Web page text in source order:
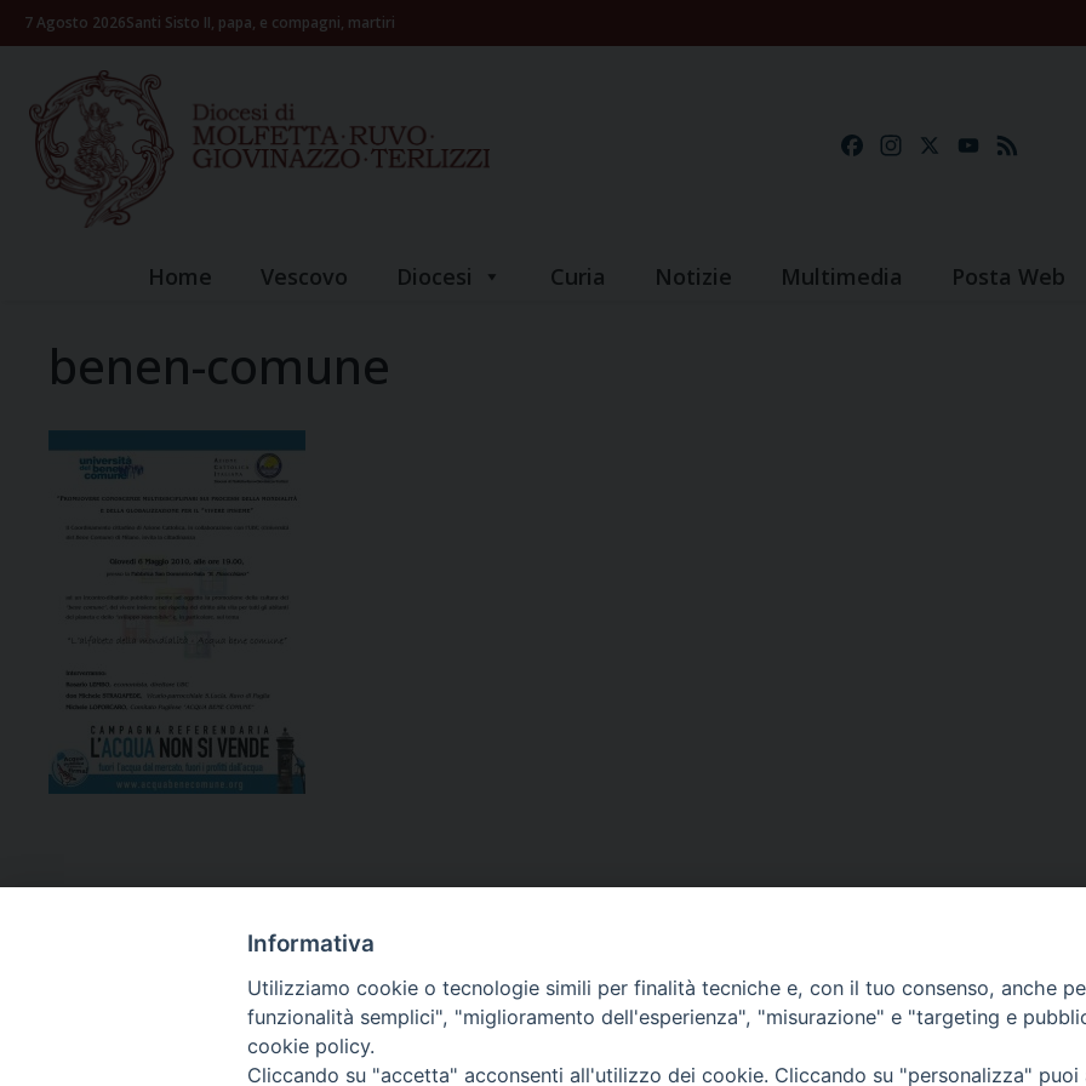
Skip7 Agosto 2026Santi Sisto II, papa, e compagni, martiri
FacebookInstagramYouTube
Home Vescovo Diocesi Curia Notizie Multimedia Posta Web
benen-comune
Ufficio Comunicazioni sociali
Informativa
Utilizziamo cookie o tecnologie simili per finalità tecniche e, con il tuo consenso, anche
funzionalità semplici", "miglioramento dell'esperienza", "misurazione" e "targeting e
cookie policy.
Cliccando su "accetta" acconsenti all'utilizzo dei cookie. Cliccando su "personalizza"